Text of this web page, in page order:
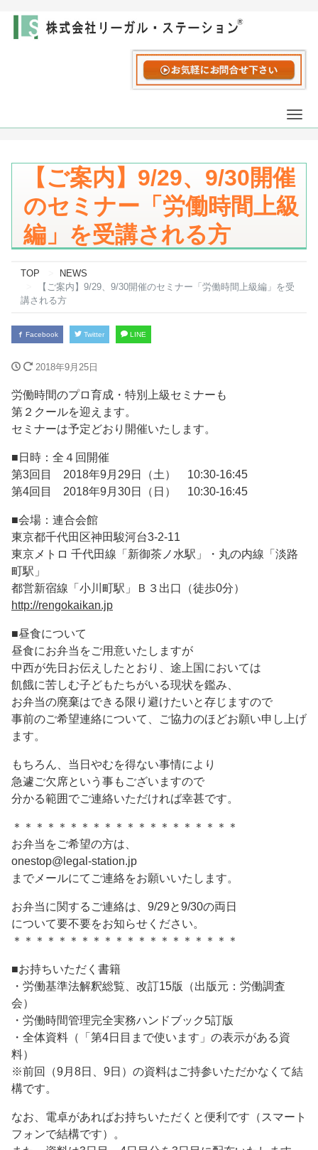
【ご案内】9/29、9/30開催
のセミナー「労働時間上級
編」を受講される方
TOP
NEWS
【ご案内】9/29、9/30開催のセミナー「労働時間上級編」を受
講される方
Facebook Twitter LINE
2018年9月25日
労働時間のプロ育成・特別上級セミナーも
第２クールを迎えます。
セミナーは予定どおり開催いたします。
■日時：全４回開催
第3回目 2018年9月29日（土） 10:30-16:45
第4回目 2018年9月30日（日） 10:30-16:45
■会場：連合会館
東京都千代田区神田駿河台3-2-11
東京メトロ 千代田線「新御茶ノ水駅」・丸の内線「淡路
町駅」
都営新宿線「小川町駅」Ｂ３出口（徒歩0分）
http://rengokaikan.jp
■昼食について
昼食にお弁当をご用意いたしますが
中西が先日お伝えしたとおり、途上国においては
飢餓に苦しむ子どもたちがいる現状を鑑み、
お弁当の廃棄はできる限り避けたいと存じますので
事前のご希望連絡について、ご協力のほどお願い申し上げ
ます。
もちろん、当日やむを得ない事情により
急遽ご欠席という事もございますので
分かる範囲でご連絡いただければ幸甚です。
＊＊＊＊＊＊＊＊＊＊＊＊＊＊＊＊＊＊＊＊
お弁当をご希望の方は、
onestop@legal-station.jp
までメールにてご連絡をお願いいたします。
お弁当に関するご連絡は、9/29と9/30の両日
について要不要をお知らせください。
＊＊＊＊＊＊＊＊＊＊＊＊＊＊＊＊＊＊＊＊
■お持ちいただく書籍
・労働基準法解釈総覧、改訂15版（出版元：労働調査
会）
・労働時間管理完全実務ハンドブック5訂版
・全体資料（「第4日目まで使います」の表示がある資
料）
※前回（9月8日、9日）の資料はご持参いただかなくて結
構です。
なお、電卓があればお持ちいただくと便利です（スマート
フォンで結構です）。